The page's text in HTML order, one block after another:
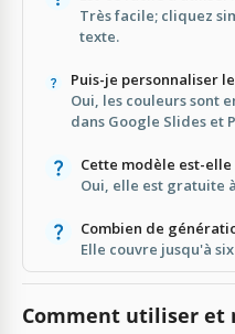
Très facile; cliquez
texte.
Puis-je personnaliser
Oui, les couleurs sont
dans Google Slides et
Cette modèle est-
Oui, elle est gratuite
Combien de
Elle couvre jusqu'à
Comment utiliser et